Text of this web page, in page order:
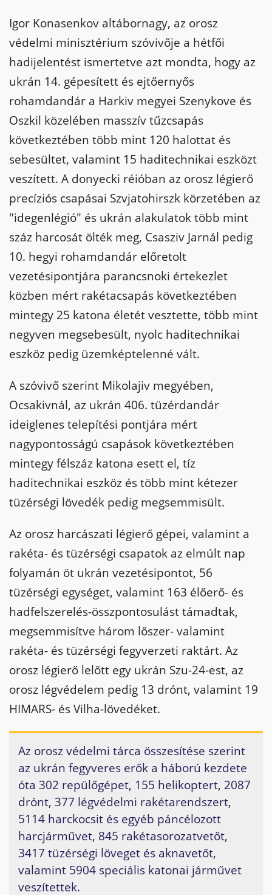
Igor Konasenkov altábornagy, az orosz
védelmi minisztérium szóvivője a hétfői
hadijelentést ismertetve azt mondta, hogy az
ukrán 14. gépesített és ejtőernyős
rohamdandár a Harkiv megyei Szenykove és
Oszkil közelében masszív tűzcsapás
következtében több mint 120 halottat és
sebesültet, valamint 15 haditechnikai eszközt
veszített. A donyecki réióban az orosz légierő
precíziós csapásai Szvjatohirszk körzetében az
"idegenlégió" és ukrán alakulatok több mint
száz harcosát ölték meg, Csasziv Jarnál pedig
10. hegyi rohamdandár előretolt
vezetésipontjára parancsnoki értekezlet
közben mért rakétacsapás következtében
mintegy 25 katona életét vesztette, több mint
negyven megsebesült, nyolc haditechnikai
eszköz pedig üzemképtelenné vált.
A szóvivő szerint Mikolajiv megyében,
Ocsakivnál, az ukrán 406. tüzérdandár
ideiglenes telepítési pontjára mért
nagypontosságú csapások következtében
mintegy félszáz katona esett el, tíz
haditechnikai eszköz és több mint kétezer
tüzérségi lövedék pedig megsemmisült.
Az orosz harcászati légierő gépei, valamint a
rakéta- és tüzérségi csapatok az elmúlt nap
folyamán öt ukrán vezetésipontot, 56
tüzérségi egységet, valamint 163 élőerő- és
hadfelszerelés-összpontosulást támadtak,
megsemmisítve három lőszer- valamint
rakéta- és tüzérségi fegyverzeti raktárt. Az
orosz légierő lelőtt egy ukrán Szu-24-est, az
orosz légvédelem pedig 13 drónt, valamint 19
HIMARS- és Vilha-lövedéket.
Az orosz védelmi tárca összesítése szerint
az ukrán fegyveres erők a háború kezdete
óta 302 repülőgépet, 155 helikoptert, 2087
drónt, 377 légvédelmi rakétarendszert,
5114 harckocsit és egyéb páncélozott
harcjárművet, 845 rakétasorozatvetőt,
3417 tüzérségi löveget és aknavetőt,
valamint 5904 speciális katonai járművet
veszítettek.